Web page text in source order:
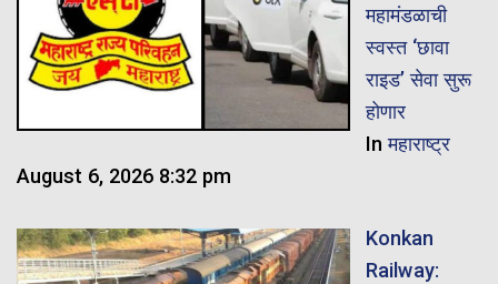
महामंडळाची
स्वस्त ‘छावा
राइड’ सेवा सुरू
होणार
Inमहाराष्ट्र
August 6, 2026 8:32 pm
Konkan
Railway: